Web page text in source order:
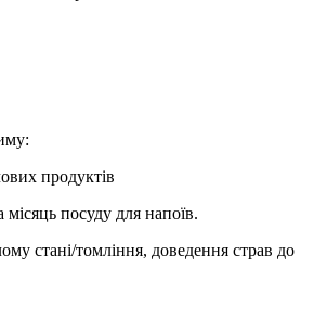
продуктів
місяць посуду для напоїв.
стані/томління, доведення страв до